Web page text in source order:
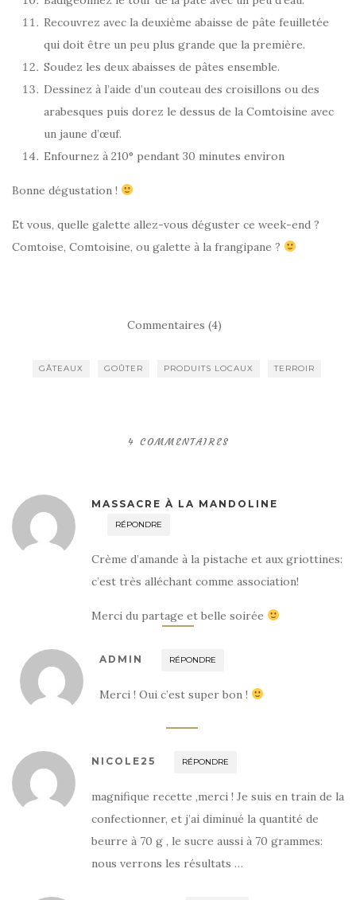
Recouvrez avec la deuxième abaisse de pâte feuilletée
qui doit être un peu plus grande que la première.
Soudez les deux abaisses de pâtes ensemble.
Dessinez à l’aide d’un couteau des croisillons ou des
arabesques puis dorez le dessus de la Comtoisine avec
un jaune d’œuf.
Enfournez à 210° pendant 30 minutes environ
Bonne dégustation !
Et vous, quelle galette allez-vous déguster ce week-end ?
Comtoise, Comtoisine, ou galette à la frangipane ?
Commentaires (4)
GÂTEAUX GOÛTER PRODUITS LOCAUX TERROIR
4 COMMENTAIRES
MASSACRE À LA MANDOLINE
RÉPONDRE
Crème d’amande à la pistache et aux griottines:
c’est très alléchant comme association!
Merci du partage et belle soirée
ADMIN RÉPONDRE
Merci ! Oui c’est super bon !
NICOLE25 RÉPONDRE
magnifique recette ,merci ! Je suis en train de la
confectionner, et j’ai diminué la quantité de
beurre à 70 g , le sucre aussi à 70 grammes:
nous verrons les résultats …